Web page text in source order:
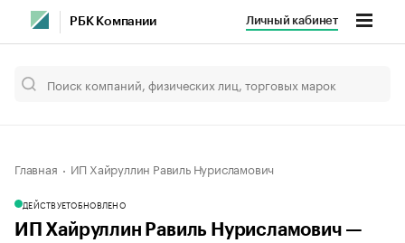
РБК Компании Личный кабинет
Главная ИП Хайруллин Равиль Нурисламович
ДЕЙСТВУЕТОБНОВЛЕНО
ИП Хайруллин Равиль Нурисламович —